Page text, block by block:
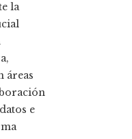
la
áreas
e